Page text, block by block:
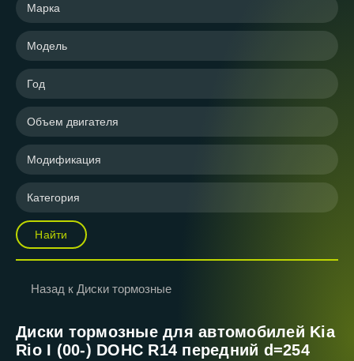
Марка
Модель
Год
Объем двигателя
Модификация
Категория
Найти
Назад к Диски тормозные
Диски тормозные для автомобилей Kia
Rio I (00-) DOHC R14 передний d=254